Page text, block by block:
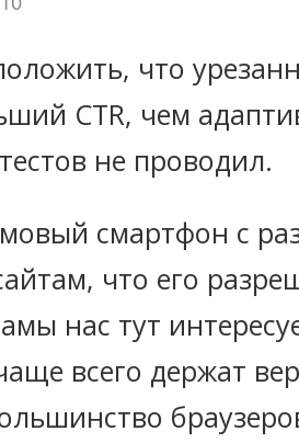
что
CTR, чем
не проводил.
смартфон с
что его
нас тут
всего держат